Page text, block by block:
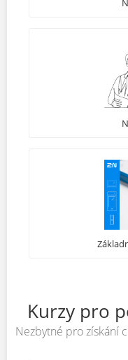
Kurzy pro
Nezbytné pro získání